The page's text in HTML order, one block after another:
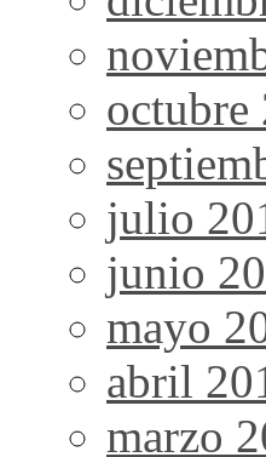
octubre
julio
junio
mayo
abril
marzo